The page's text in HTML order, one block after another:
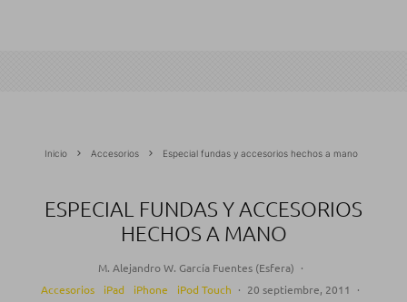
Inicio Accesorios Especial fundas y accesorios hechos a mano
ESPECIAL FUNDAS Y ACCESORIOS
HECHOS A MANO
M. Alejandro W. García Fuentes (Esfera) ·
Accesorios
iPad iPhone iPod Touch · 20 septiembre, 2011
·